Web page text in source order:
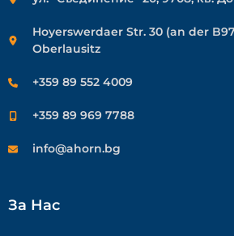
Hoyerswerdaer Str. 30 (an der
Oberlausitz
+359 89 552 4009
+359 89 969 7788
info@ahorn.bg
За Нас